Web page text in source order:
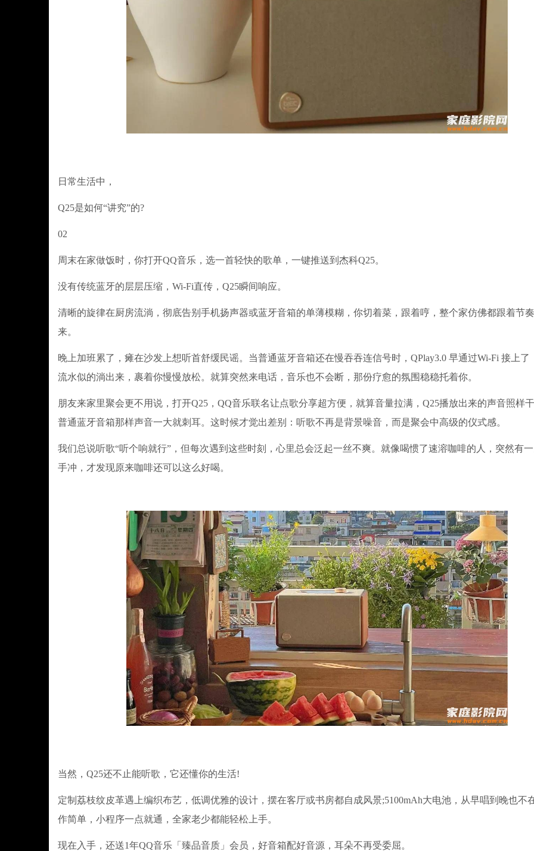
日常生活中，
Q25是如何“讲究”的?
02
周末在家做饭时，你打开QQ音乐，选一首轻快的歌单，一键推送到杰科Q25。
没有传统蓝牙的层层压缩，Wi-Fi直传，Q25瞬间响应。
清晰的旋律在厨房流淌，彻底告别手机扬声器或蓝牙音箱的单薄模糊，你切着菜，跟着哼，整个家仿佛都跟着节
来。
晚上加班累了，瘫在沙发上想听首舒缓民谣。当普通蓝牙音箱还在慢吞吞连信号时，QPlay3.0 早通过Wi-Fi 接上了
流水似的淌出来，裹着你慢慢放松。就算突然来电话，音乐也不会断，那份疗愈的氛围稳稳托着你。
朋友来家里聚会更不用说，打开Q25，QQ音乐联名让点歌分享超方便，就算音量拉满，Q25播放出来的声音照样
普通蓝牙音箱那样声音一大就刺耳。这时候才觉出差别：听歌不再是背景噪音，而是聚会中高级的仪式感。
我们总说听歌“听个响就行”，但每次遇到这些时刻，心里总会泛起一丝不爽。就像喝惯了速溶咖啡的人，突然有
手冲，才发现原来咖啡还可以这么好喝。
当然，Q25还不止能听歌，它还懂你的生活!
定制荔枝纹皮革遇上编织布艺，低调优雅的设计，摆在客厅或书房都自成风景;5100mAh大电池，从早唱到晚也不
作简单，小程序一点就通，全家老少都能轻松上手。
现在入手，还送1年QQ音乐「臻品音质」会员，好音箱配好音源，耳朵不再受委屈。